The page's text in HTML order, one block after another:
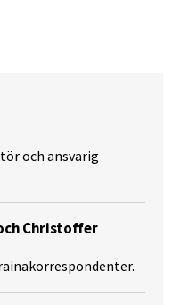
och ansvarig
Christoffer